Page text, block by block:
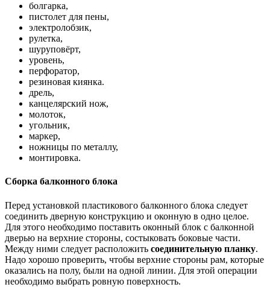
болгарка,
пистолет для пены,
электролобзик,
рулетка,
шуруповёрт,
уровень,
перфоратор,
резиновая киянка.
дрель,
канцелярский нож,
молоток,
угольник,
маркер,
ножницы по металлу,
монтировка.
Сборка балконного блока
Перед установкой пластикового балконного блока следует
соединить дверную конструкцию и оконную в одно целое.
Для этого необходимо поставить оконный блок с балконной
дверью на верхние стороны, состыковать боковые части.
Между ними следует расположить соединительную планку.
Надо хорошо проверить, чтобы верхние стороны рам, которые
оказались на полу, были на одной линии. Для этой операции
необходимо выбрать ровную поверхность.